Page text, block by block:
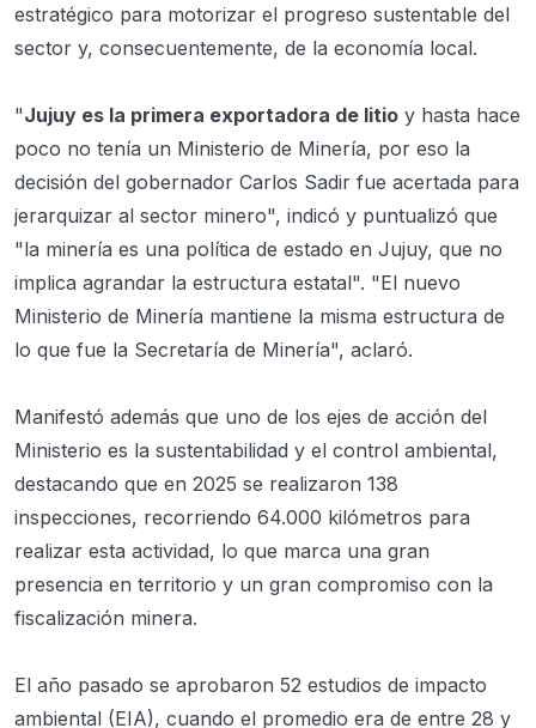
estratégico para motorizar el progreso sustentable del
sector y, consecuentemente, de la economía local.
"Jujuy es la primera exportadora de litio y hasta hace
poco no tenía un Ministerio de Minería, por eso la
decisión del gobernador Carlos Sadir fue acertada para
jerarquizar al sector minero", indicó y puntualizó que
"la minería es una política de estado en Jujuy, que no
implica agrandar la estructura estatal". "El nuevo
Ministerio de Minería mantiene la misma estructura de
lo que fue la Secretaría de Minería", aclaró.
Manifestó además que uno de los ejes de acción del
Ministerio es la sustentabilidad y el control ambiental,
destacando que en 2025 se realizaron 138
inspecciones, recorriendo 64.000 kilómetros para
realizar esta actividad, lo que marca una gran
presencia en territorio y un gran compromiso con la
fiscalización minera.
El año pasado se aprobaron 52 estudios de impacto
ambiental (EIA), cuando el promedio era de entre 28 y